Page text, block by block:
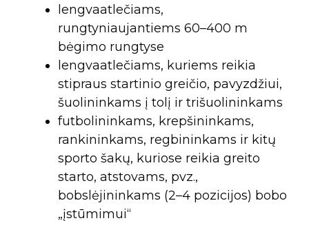
lengvaatlečiams,
rungtyniaujantiems 60–400 m
bėgimo rungtyse
lengvaatlečiams, kuriems reikia
stipraus startinio greičio, pavyzdžiui,
šuolininkams į tolį ir trišuolininkams
futbolininkams, krepšininkams,
rankininkams, regbininkams ir kitų
sporto šakų, kuriose reikia greito
starto, atstovams, pvz.,
bobslėjininkams (2–4 pozicijos) bobo
„įstūmimui“